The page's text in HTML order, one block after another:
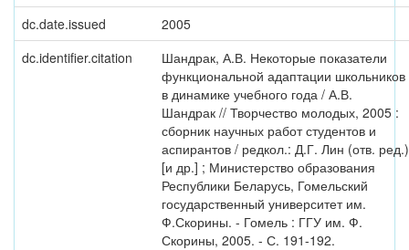
dc.date.issued
2005
dc.identifier.citation
Шандрак, А.В. Некоторые показатели
функциональной адаптации школьников
в динамике учебного года / А.В.
Шандрак // Творчество молодых, 2005 :
сборник научных работ студентов и
аспирантов / редкол.: Д.Г. Лин (отв. ред.)
[и др.] ; Министерство образования
Республики Беларусь, Гомельский
государственный университет им.
Ф.Скорины. - Гомель : ГГУ им. Ф.
Скорины, 2005. - С. 191-192.